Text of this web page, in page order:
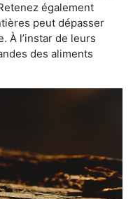
également
peut dépasser
À l’instar de leurs
des aliments